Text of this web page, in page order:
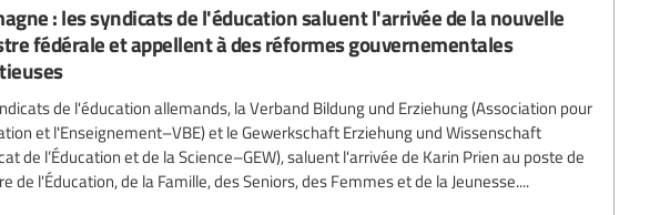
: les syndicats de l'éducation saluent l'arrivée de la nouvelle
fédérale et appellent à des réformes gouvernementales
de l'éducation allemands, la Verband Bildung und Erziehung (Association pour
et l'Enseignement–VBE) et le Gewerkschaft Erziehung und Wissenschaft
de l’Éducation et de la Science–GEW), saluent l'arrivée de Karin Prien au poste de
de l'Éducation, de la Famille, des Seniors, des Femmes et de la Jeunesse....